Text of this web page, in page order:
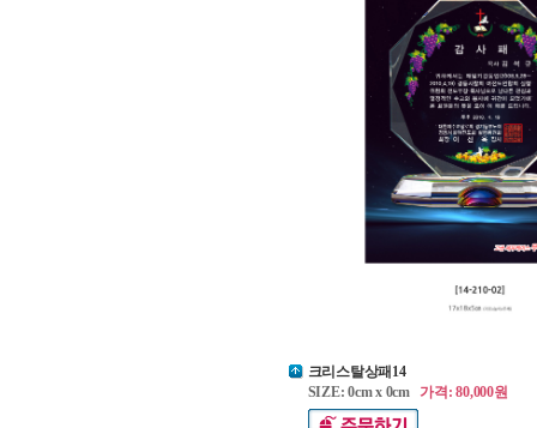
크리스탈상패14
SIZE: 0cm x 0cm가격: 80,000원